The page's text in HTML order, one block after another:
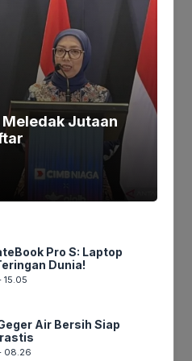
listrik bagi pejabat
diharapkan dapat
untuk membersihkan
keuangan
harus diedit baik
SilahkanLaporkan!
Jutaan
Pro S: Laptop
Dunia!
Air Bersih Siap
08.26